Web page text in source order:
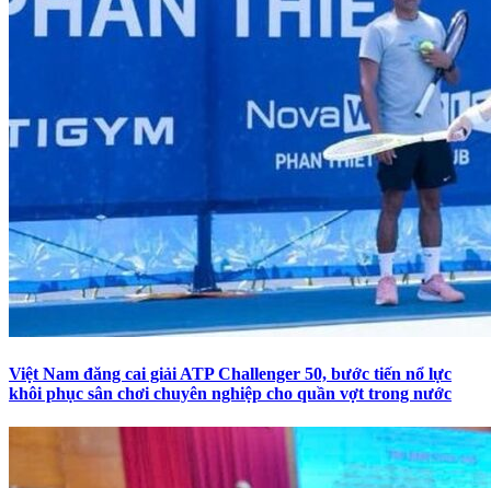
Việt Nam đăng cai giải ATP Challenger 50, bước tiến nổ lực
khôi phục sân chơi chuyên nghiệp cho quần vợt trong nước